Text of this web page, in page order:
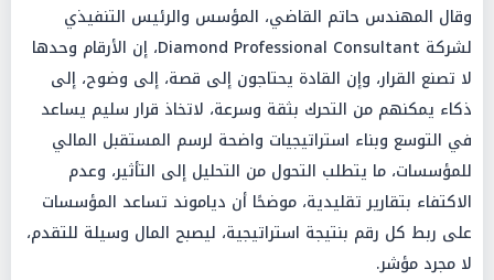
وقال المهندس حاتم القاضي، المؤسس والرئيس التنفيذي
لشركة Diamond Professional Consultant، إن الأرقام وحدها
لا تصنع القرار، وإن القادة يحتاجون إلى قصة، إلى وضوح، إلى
ذكاء يمكنهم من التحرك بثقة وسرعة، لاتخاذ قرار سليم يساعد
في التوسع وبناء استراتيجيات واضحة لرسم المستقبل المالي
للمؤسسات، ما يتطلب التحول من التحليل إلى التأثير، وعدم
الاكتفاء بتقارير تقليدية، موضحًا أن دياموند تساعد المؤسسات
على ربط كل رقم بنتيجة استراتيجية، ليصبح المال وسيلة للتقدم،
لا مجرد مؤشر.